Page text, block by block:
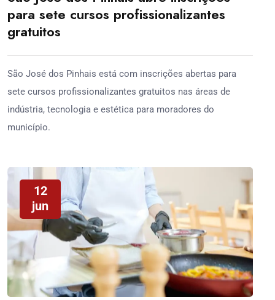
para sete cursos profissionalizantes
gratuitos
São José dos Pinhais está com inscrições abertas para
sete cursos profissionalizantes gratuitos nas áreas de
indústria, tecnologia e estética para moradores do
município.
12
jun